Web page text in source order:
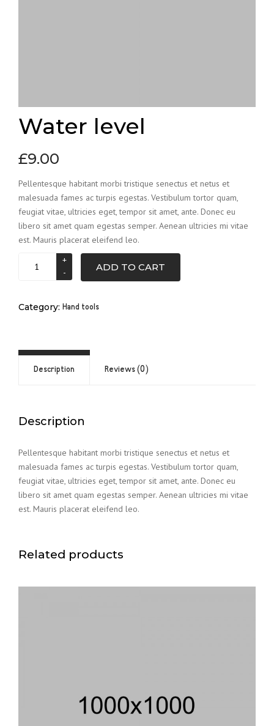
Water level
£9.00
Pellentesque habitant morbi tristique senectus et netus et
malesuada fames ac turpis egestas. Vestibulum tortor quam,
feugiat vitae, ultricies eget, tempor sit amet, ante. Donec eu
libero sit amet quam egestas semper. Aenean ultricies mi vitae
est. Mauris placerat eleifend leo.
Quantity ADD TO CART
Category: Hand tools
Description Reviews (0)
Description
Pellentesque habitant morbi tristique senectus et netus et
malesuada fames ac turpis egestas. Vestibulum tortor quam,
feugiat vitae, ultricies eget, tempor sit amet, ante. Donec eu
libero sit amet quam egestas semper. Aenean ultricies mi vitae
est. Mauris placerat eleifend leo.
Related products